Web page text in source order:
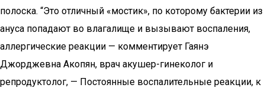
полоска. “Это отличный «мостик», по которому бактерии из
ануса попадают во влагалище и вызывают воспаления,
аллергические реакции — комментирует Гаянэ
Джорджевна Акопян, врач акушер-гинеколог и
репродуктолог, — Постоянные воспалительные реакции, к